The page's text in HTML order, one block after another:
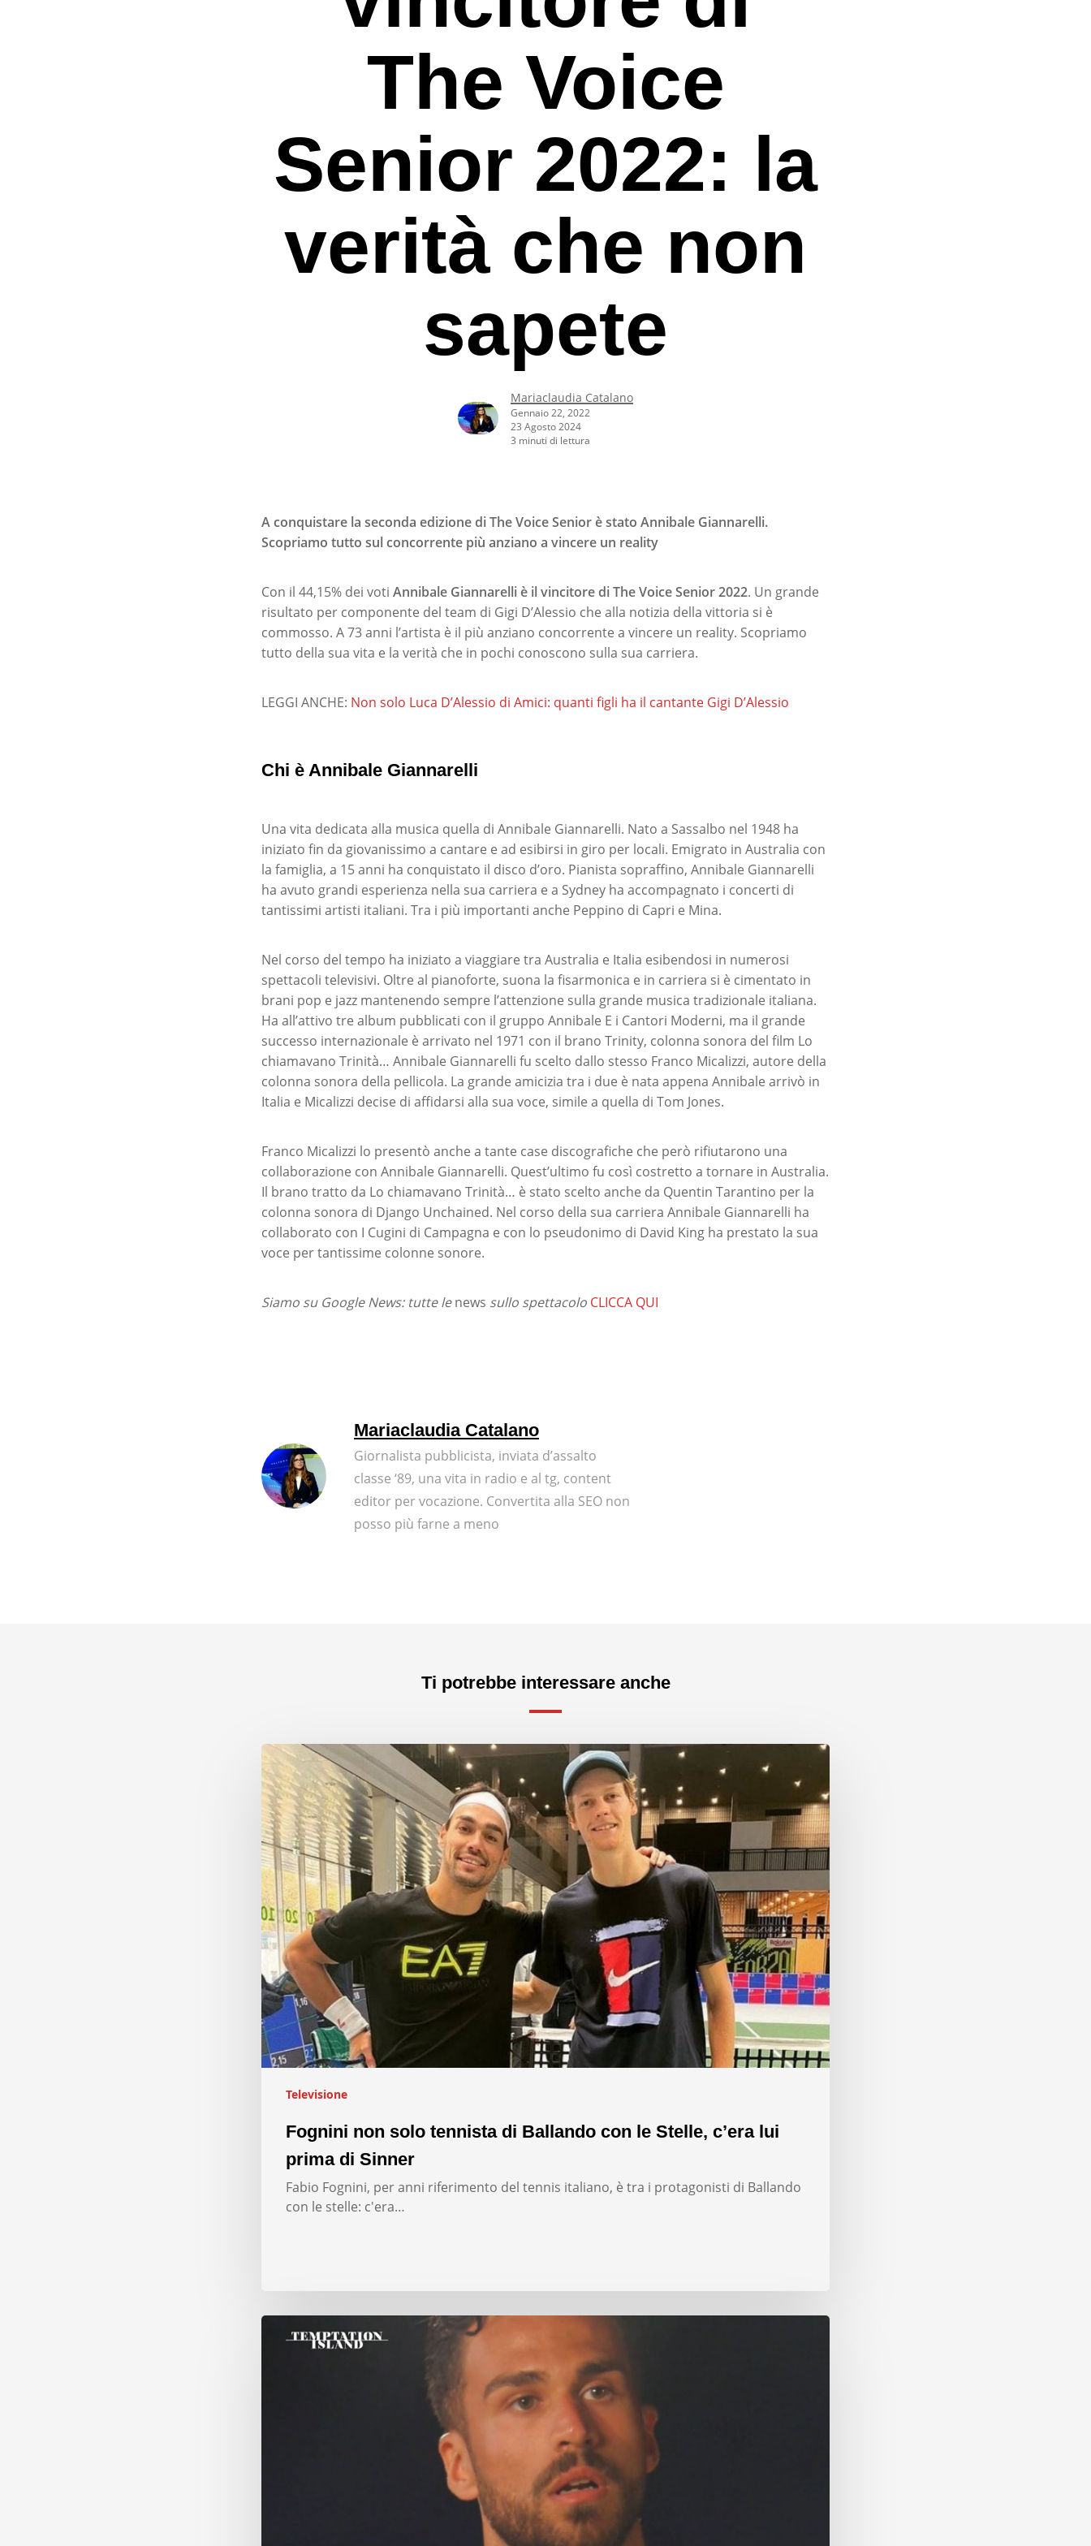
Premi invio per cercare o ESC per uscire
The Voice
Senior 2022: la
verità che non
sapete
Mariaclaudia Catalano
Gennaio 22, 2022
23 Agosto 2024
3 minuti di lettura
A conquistare la seconda edizione di The Voice Senior è stato Annibale Giannarelli.
Scopriamo tutto sul concorrente più anziano a vincere un reality
Con il 44,15% dei voti Annibale Giannarelli è il vincitore di The Voice Senior 2022. Un grande
risultato per componente del team di Gigi D’Alessio che alla notizia della vittoria si è
commosso. A 73 anni l’artista è il più anziano concorrente a vincere un reality. Scopriamo
tutto della sua vita e la verità che in pochi conoscono sulla sua carriera.
LEGGI ANCHE: Non solo Luca D’Alessio di Amici: quanti figli ha il cantante Gigi D’Alessio
Chi è Annibale Giannarelli
Una vita dedicata alla musica quella di Annibale Giannarelli. Nato a Sassalbo nel 1948 ha
iniziato fin da giovanissimo a cantare e ad esibirsi in giro per locali. Emigrato in Australia con
la famiglia, a 15 anni ha conquistato il disco d’oro. Pianista sopraffino, Annibale Giannarelli
ha avuto grandi esperienza nella sua carriera e a Sydney ha accompagnato i concerti di
tantissimi artisti italiani. Tra i più importanti anche Peppino di Capri e Mina.
Nel corso del tempo ha iniziato a viaggiare tra Australia e Italia esibendosi in numerosi
spettacoli televisivi. Oltre al pianoforte, suona la fisarmonica e in carriera si è cimentato in
brani pop e jazz mantenendo sempre l’attenzione sulla grande musica tradizionale italiana.
Ha all’attivo tre album pubblicati con il gruppo Annibale E i Cantori Moderni, ma il grande
successo internazionale è arrivato nel 1971 con il brano Trinity, colonna sonora del film Lo
chiamavano Trinità… Annibale Giannarelli fu scelto dallo stesso Franco Micalizzi, autore della
colonna sonora della pellicola. La grande amicizia tra i due è nata appena Annibale arrivò in
Italia e Micalizzi decise di affidarsi alla sua voce, simile a quella di Tom Jones.
Franco Micalizzi lo presentò anche a tante case discografiche che però rifiutarono una
collaborazione con Annibale Giannarelli. Quest’ultimo fu così costretto a tornare in Australia.
Il brano tratto da Lo chiamavano Trinità… è stato scelto anche da Quentin Tarantino per la
colonna sonora di Django Unchained. Nel corso della sua carriera Annibale Giannarelli ha
collaborato con I Cugini di Campagna e con lo pseudonimo di David King ha prestato la sua
voce per tantissime colonne sonore.
Siamo su Google News: tutte lenews sullo spettacolo CLICCA QUI
Mariaclaudia Catalano
Giornalista pubblicista, inviata d’assalto
classe ‘89, una vita in radio e al tg, content
editor per vocazione. Convertita alla SEO non
posso più farne a meno
Ti potrebbe interessare anche
Televisione
Fognini non solo tennista di Ballando con le Stelle, c’era lui
prima di Sinner
Fabio Fognini, per anni riferimento del tennis italiano, è tra i protagonisti di Ballando
con le stelle: c'era…